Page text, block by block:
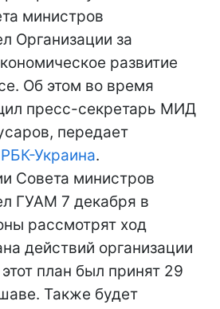
министров
Организации за
развитие
Об этом во время
пресс-секретарь МИД
передает
РБК-Украина.
Совета министров
ГУАМ 7 декабря в
рассмотрят ход
действий организации
план был принят 29
Также будет